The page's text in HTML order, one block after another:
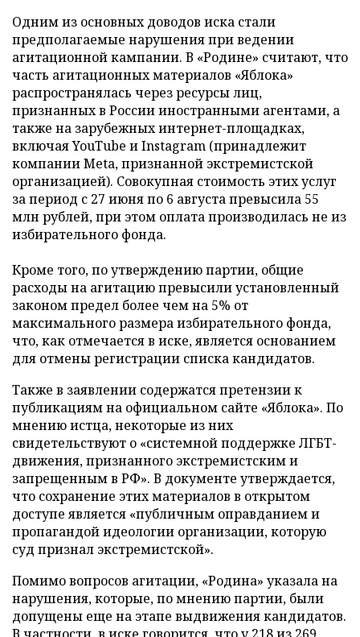
Одним из основных доводов иска стали
предполагаемые нарушения при ведении
агитационной кампании. В «Родине» считают, что
часть агитационных материалов «Яблока»
распространялась через ресурсы лиц,
признанных в России иностранными агентами, а
также на зарубежных интернет-площадках,
включая YouTube и Instagram (принадлежит
компании Meta, признанной экстремистской
организацией). Совокупная стоимость этих услуг
за период с 27 июня по 6 августа превысила 55
млн рублей, при этом оплата производилась не из
избирательного фонда.
Кроме того, по утверждению партии, общие
расходы на агитацию превысили установленный
законом предел более чем на 5% от
максимального размера избирательного фонда,
что, как отмечается в иске, является основанием
для отмены регистрации списка кандидатов.
Также в заявлении содержатся претензии к
публикациям на официальном сайте «Яблока». По
мнению истца, некоторые из них
свидетельствуют о «системной поддержке ЛГБТ-
движения, признанного экстремистским и
запрещенным в РФ». В документе утверждается,
что сохранение этих материалов в открытом
доступе является «публичным оправданием и
пропагандой идеологии организации, которую
суд признал экстремистской».
Помимо вопросов агитации, «Родина» указала на
нарушения, которые, по мнению партии, были
допущены еще на этапе выдвижения кандидатов.